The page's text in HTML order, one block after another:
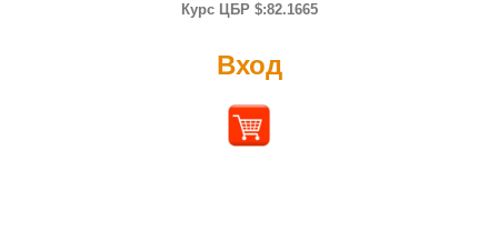
Курс ЦБР $:82.1665
Вход